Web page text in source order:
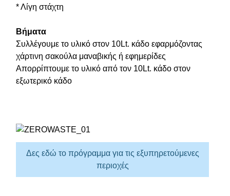
* Λίγη στάχτη
Βήματα
Συλλέγουμε το υλικό στον 10Lt. κάδο εφαρμόζοντας
χάρτινη σακούλα μαναβικής ή εφημερίδες
Απορρίπτουμε το υλικό από τον 10Lt. κάδο στον
εξωτερικό κάδο
Δες εδώ το πρόγραμμα για τις εξυπηρετούμενες
περιοχές